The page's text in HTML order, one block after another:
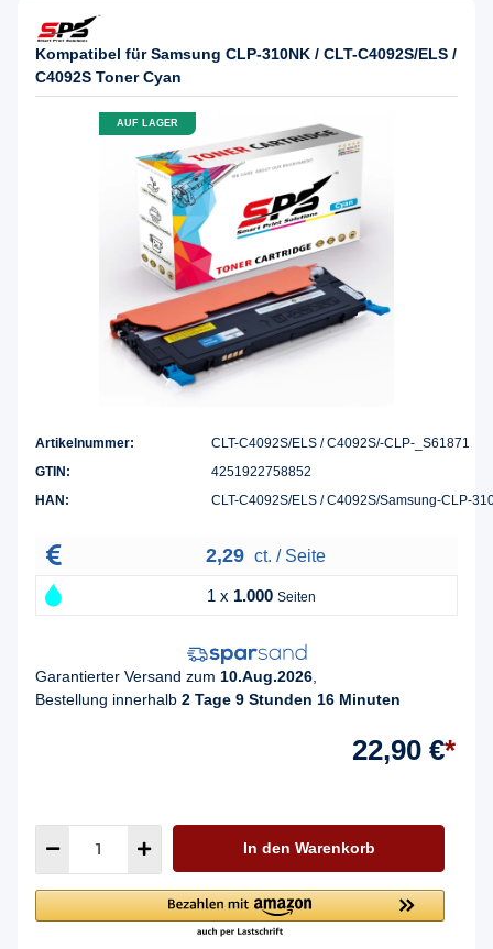
Kompatibel für Samsung CLP-310NK / CLT-C4092S/ELS /
C4092S Toner Cyan
AUF LAGER
Artikelnummer:
CLT-C4092S/ELS / C4092S/-CLP-_S61871
GTIN:
4251922758852
HAN:
CLT-C4092S/ELS / C4092S/Samsung-CLP-
2,29 ct. / Seite
1 x 1.000 Seiten
Garantierter Versand zum 10.Aug.2026
Bestellung innerhalb 2 Tage 9 Stunden 16 Minuten
22,90 €*
In den Warenkorb